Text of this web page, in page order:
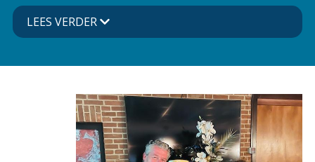
LEES VERDER